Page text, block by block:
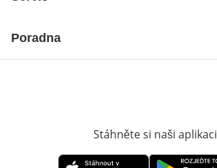
Poradna
Stáhněte si naši aplikaci